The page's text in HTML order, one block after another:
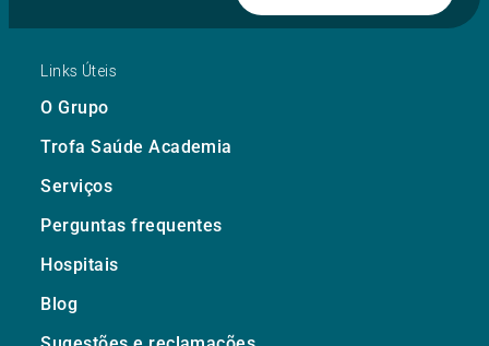
Links Úteis
O Grupo
Trofa Saúde Academia
Serviços
Perguntas frequentes
Hospitais
Blog